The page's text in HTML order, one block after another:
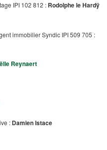
IPI 102 812 : Rodolphe le Hardÿ
immobilier Syndic IPI 509 705 :
Reynaert
: Damien Istace